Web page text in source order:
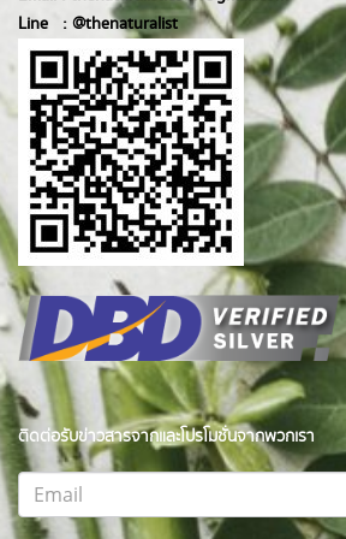
Line : @thenaturalist
ติดต่อรับข่าวสารจากและโปรโมชั่นจากพวกเรา